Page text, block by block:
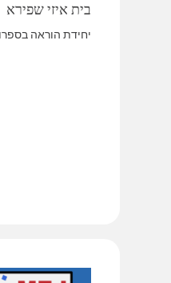
בית איזי שפירא
יחידת הוראה